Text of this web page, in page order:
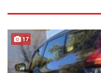
17